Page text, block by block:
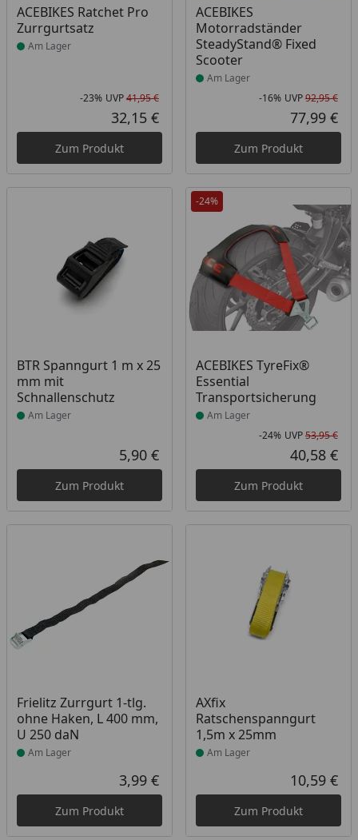
ACEBIKES Ratchet Pro
Zurrgurtsatz
Produkt am Lager
Am Lager
Rabatt in Prozent
-23%
Ursprünglicher Preis
UVP41,95 €
Aktueller Preis
32,15 €
Zum Produkt
ACEBIKES
Motorradständer
SteadyStand® Fixed
Scooter
Produkt am Lager
Am Lager
-16% UVP92,95 €
77,99 €
Zum Produkt
BTR Spanngurt 1 m x 25
mm mit
Schnallenschutz
Produkt am Lager
Am Lager
Aktueller Preis
5,90 €
Zum Produkt
-24%
ACEBIKES TyreFix®
Essential
Transportsicherung
Produkt am Lager
Am Lager
-24% UVP53,95 €
40,58 €
Zum Produkt
Frielitz Zurrgurt 1-tlg.
ohne Haken, L 400 mm,
U 250 daN
Produkt am Lager
Am Lager
Aktueller Preis
3,99 €
Zum Produkt
AXfix
Ratschenspanngurt
1,5m x 25mm
Produkt am Lager
Am Lager
10,59 €
Zum Produkt